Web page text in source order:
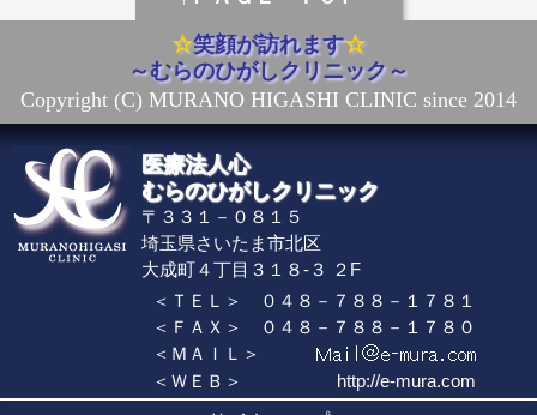
☆笑顔が訪れます☆
～むらのひがしクリニック～
Copyright (C) MURANO HIGASHI CLINIC since 2014
医療法人心
むらのひがしクリニック
〒３３１－０８１５
埼玉県さいたま市北区
大成町４丁目３１８-３ ２F
＜ＴＥＬ＞
０４８－７８８－１７８１
＜ＦＡＸ＞
０４８－７８８－１７８０
＜ＭＡＩＬ＞
＜ＷＥＢ＞
http://e-mura.com